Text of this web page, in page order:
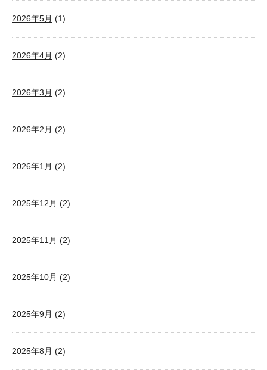
2026年5月 (1)
2026年4月 (2)
2026年3月 (2)
2026年2月 (2)
2026年1月 (2)
2025年12月 (2)
2025年11月 (2)
2025年10月 (2)
2025年9月 (2)
2025年8月 (2)